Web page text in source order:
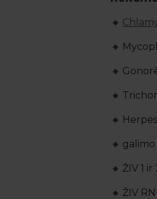
ŽIV 1
ŽIV